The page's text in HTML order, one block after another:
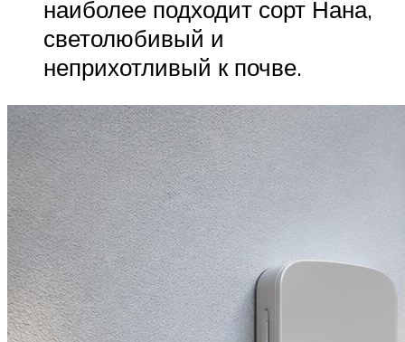
наиболее подходит сорт Нана,
светолюбивый и
неприхотливый к почве.